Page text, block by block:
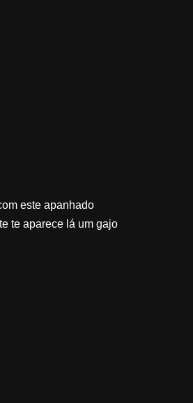
este apanhado
te aparece lá um gajo